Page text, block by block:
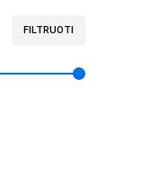
FILTRUOTI